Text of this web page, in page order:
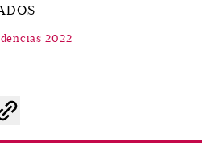
2022